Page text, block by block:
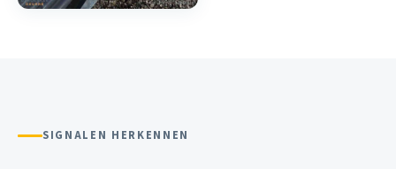
SIGNALEN HERKENNEN